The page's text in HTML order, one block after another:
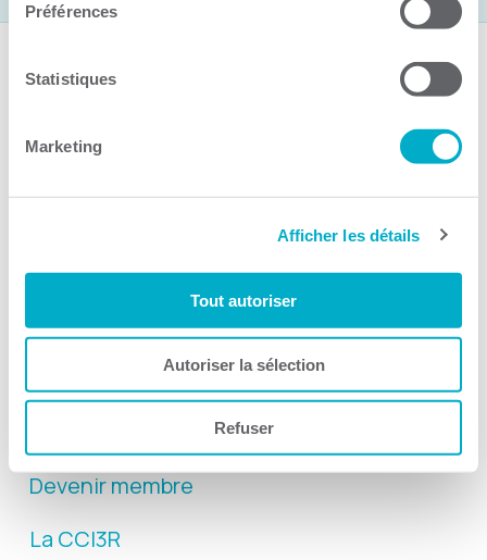
Préférences
Statistiques
Marketing
Afficher les détails
Tout autoriser
Autoriser la sélection
Refuser
Suivez-nous
Gala Radisson
Solutions RH
Devenir membre
La CCI3R